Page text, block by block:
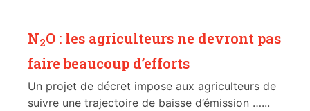
N2O : les agriculteurs ne devront pas
faire beaucoup d’efforts
Un projet de décret impose aux agriculteurs de
suivre une trajectoire de baisse d’émission …...